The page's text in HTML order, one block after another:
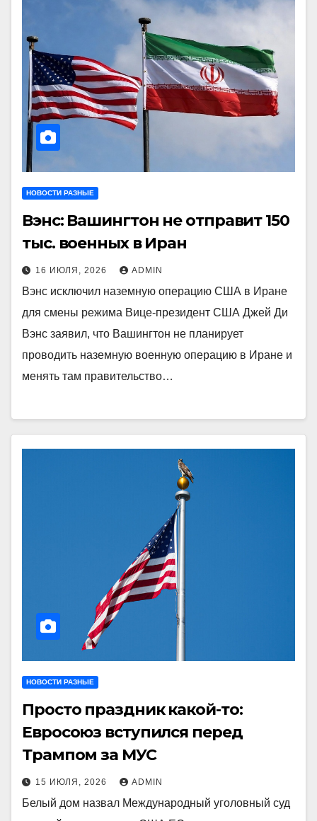
НОВОСТИ РАЗНЫЕ
Вэнс: Вашингтон не отправит 150
тыс. военных в Иран
16 ИЮЛЯ, 2026 ADMIN
Вэнс исключил наземную операцию США в Иране
для смены режима Вице-президент США Джей Ди
Вэнс заявил, что Вашингтон не планирует
проводить наземную военную операцию в Иране и
менять там правительство…
НОВОСТИ РАЗНЫЕ
Просто праздник какой-то:
Евросоюз вступился перед
Трампом за МУС
15 ИЮЛЯ, 2026 ADMIN
Белый дом назвал Международный уголовный суд